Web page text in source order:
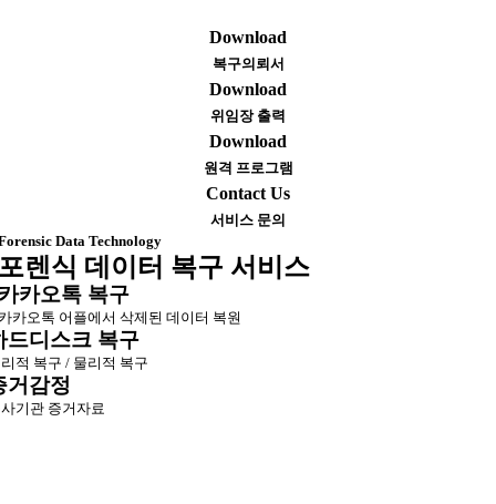
Download
복구의뢰서
Download
위임장 출력
Download
원격 프로그램
Contact Us
서비스 문의
Data Technology
렌식 데이터 복구 서비스
카오톡 복구
카오톡 어플에서 삭제된 데이터 복원
드디스크 복구
적 복구 / 물리적 복구
거감정
기관 증거자료